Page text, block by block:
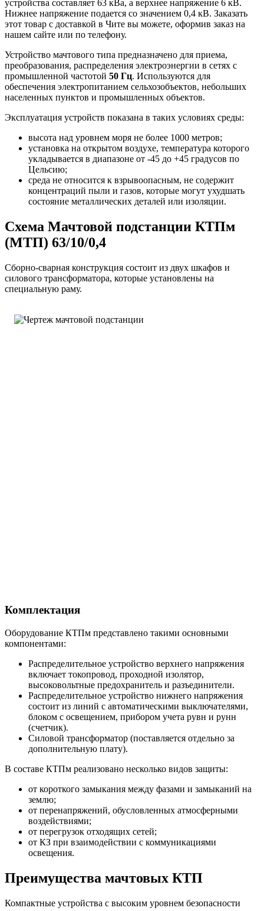
устройства составляет 63 кВа, а верхнее напряжение 6 кВ.
Нижнее напряжение подается со значением 0,4 кВ. Заказать
этот товар с доставкой в Чите вы можете, оформив заказ на
нашем сайте или по телефону.
Устройство мачтового типа предназначено для приема,
преобразования, распределения электроэнергии в сетях с
промышленной частотой 50 Гц. Используются для
обеспечения электропитанием сельхозобъектов, небольших
населенных пунктов и промышленных объектов.
Эксплуатация устройств показана в таких условиях среды:
высота над уровнем моря не более 1000 метров;
установка на открытом воздухе, температура которого
укладывается в диапазоне от -45 до +45 градусов по
Цельсию;
среда не относится к взрывоопасным, не содержит
концентраций пыли и газов, которые могут ухудшать
состояние металлических деталей или изоляции.
Схема Мачтовой подстанции КТПм
(МТП) 63/10/0,4
Сборно-сварная конструкция состоит из двух шкафов и
силового трансформатора, которые установлены на
специальную раму.
Комплектация
Оборудование КТПм представлено такими основными
компонентами:
Распределительное устройство верхнего напряжения
включает токопровод, проходной изолятор,
высоковольтные предохранитель и разъединители.
Распределительное устройство нижнего напряжения
состоит из линий с автоматическими выключателями,
блоком с освещением, прибором учета рувн и рунн
(счетчик).
Силовой трансформатор (поставляется отдельно за
дополнительную плату).
В составе КТПм реализовано несколько видов защиты:
от короткого замыкания между фазами и замыканий на
землю;
от перенапряжений, обусловленных атмосферными
воздействиями;
от перегрузок отходящих сетей;
от КЗ при взаимодействии с коммуникациями
освещения.
Преимущества мачтовых КТП
Компактные устройства с высоким уровнем безопасности